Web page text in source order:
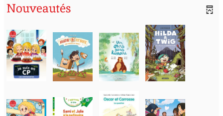
Nouveautés